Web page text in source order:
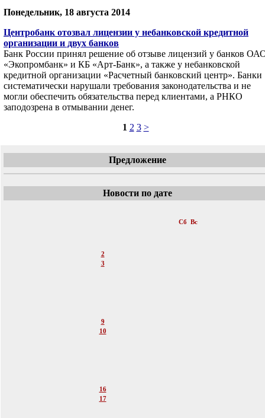
Понедельник, 18 августа 2014
Центробанк отозвал лицензии у небанковской кредитной
организации и двух банков
Банк России принял решение об отзыве лицензий у банков
«Экопромбанк» и КБ «Арт-Банк», а также у небанковской
кредитной организации «Расчетный банковский центр». Банки
систематически нарушали требования законодательства и не
могли обеспечить обязательства перед клиентами, а РНКО
заподозрена в отмывании денег.
1 2 3 >
Предложение
Новости по дате
Сб Вс
2
3
9
10
16
17